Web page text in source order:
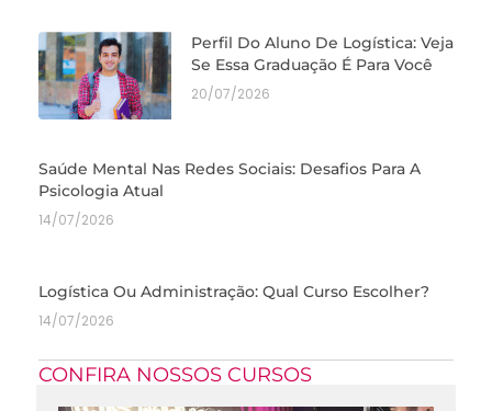
Perfil Do Aluno De Logística: Veja
Se Essa Graduação É Para Você
20/07/2026
Saúde Mental Nas Redes Sociais: Desafios Para A
Psicologia Atual
14/07/2026
Logística Ou Administração: Qual Curso Escolher?
14/07/2026
CONFIRA NOSSOS CURSOS